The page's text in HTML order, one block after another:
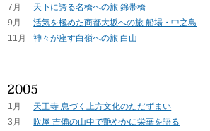
7月
天下に誇る名橋への旅 錦帯橋
9月
活気を極めた商都大坂への旅 船場・中之島
11月
神々が座す白嶺への旅 白山
1月
天王寺 息づく上方文化のただずまい
3月
吹屋 吉備の山中で艶やかに栄華を語る